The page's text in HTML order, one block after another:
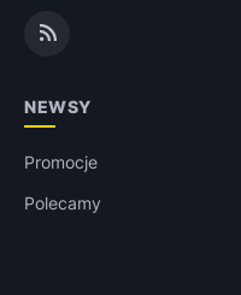
NEWSY
Promocje
Polecamy